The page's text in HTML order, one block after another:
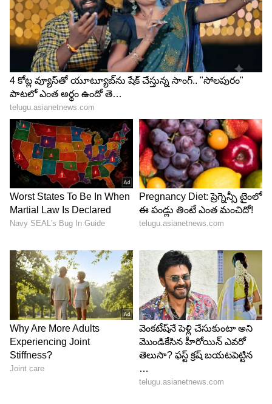
Image Credit :Gemini AI
IRCTC టూర్ ప్యాకేజీ ధరలు...
3ఏసి ఎకానమీ లేదా స్లీపర్
సింగిల్ పర్సన్ అయితే రూ.29,550
ఇద్దరు కలిసి అయితే (ఒక్కొక్కరికి) రూ.18,350
ముగ్గురికి అయితే (ఒక్కొక్కరికి) రూ.15,150
చైల్డ్ విత్ బెడ్ (5-11 ఏళ్లు) రూ.13,650
చైల్డ్ వితౌట్ బెడ్ (5-11 ఏళ్లు) రూ.12,950
సింగిల్ పర్సన్ అయితే రూ.26,300
ఇద్దరు కలిసి అయితే (ఒక్కొక్కరికి) రూ.15,100
ముగ్గురు కలిసి అయితే (ఒక్కొక్కరికి) రూ.11,900
చైల్డ్ విత్ బెడ్ (5-11 ఏళ్లు) రూ.10,400
చైల్డ్ వితౌట్ బెడ్ (5-11 ఏళ్లు) రూ.9,700